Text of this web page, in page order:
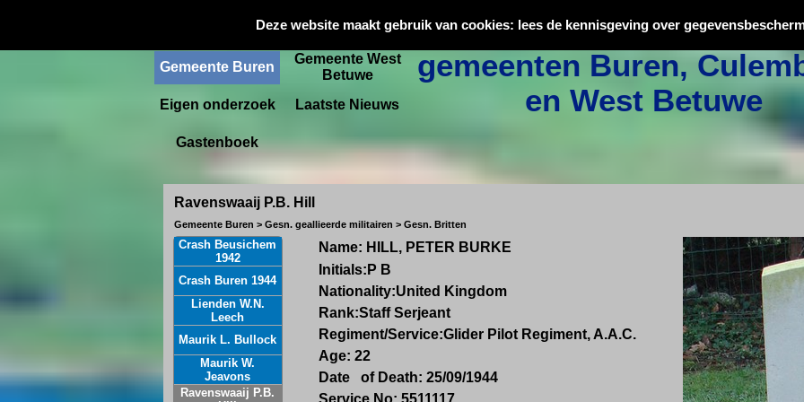
Deze website maakt gebruik van cookies: lees de kennisgeving over
Oorlogsslachtoffers
gemeenten Buren,
en West Betuwe
Gemeente
Culemborg
Gemeente Buren
Gemeente West
Betuwe
Eigen onderzoek
Laatste Nieuws
Gastenboek
Ravenswaaij P.B. Hill
Gemeente Buren > Gesn. geallieerde militairen > Gesn. Britten
Name: HILL, PETER BURKE
Initials: P B
Nationality:United Kingdom
Rank:Staff Serjeant
Regiment/Service:Glider Pilot Regiment, A.A.C.
Age: 22
Date of Death: 25/09/1944
Service No: 5511117
Crash Beusichem
1942
Crash Buren 1944
Lienden W.N.
Leech
Maurik L. Bullock
Maurik W.
Jeavons
Ravenswaaij P.B.